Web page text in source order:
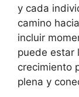
y cada
camino
incluir
puede estar
crecimiento
plena y